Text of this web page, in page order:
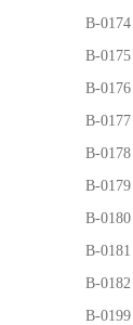
B-0174
B-0175
B-0176
B-0177
B-0178
B-0179
B-0180
B-0181
B-0182
B-0199